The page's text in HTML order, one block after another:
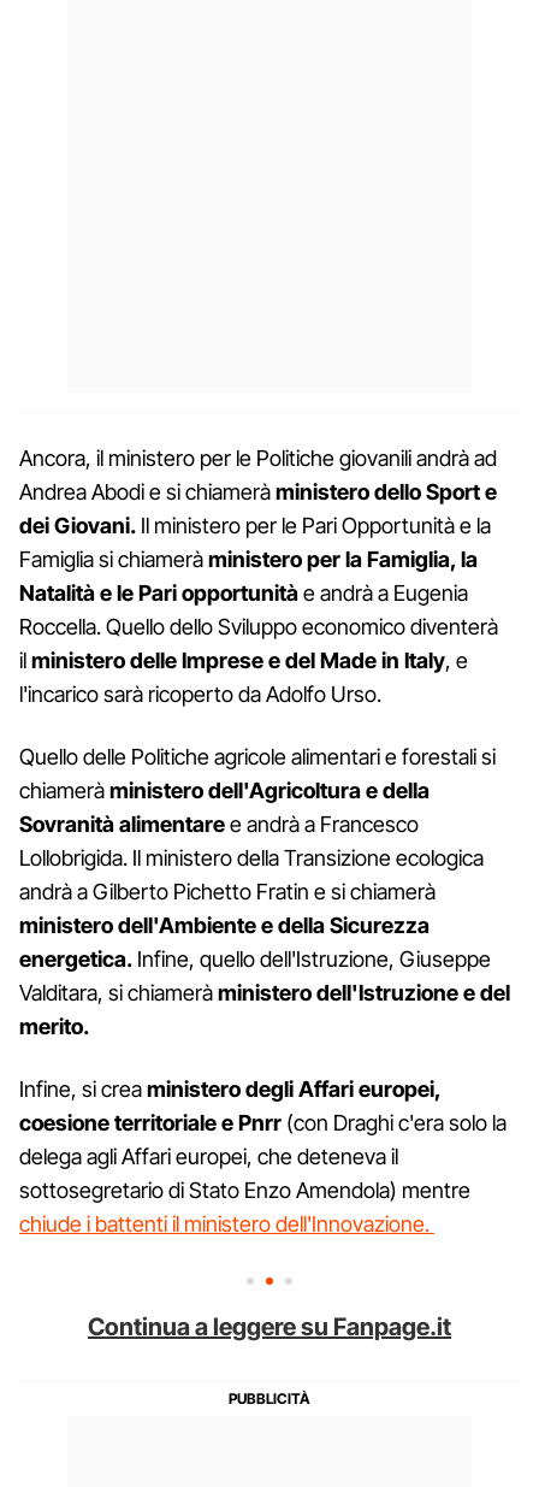
Ancora, il ministero per le Politiche giovanili andrà ad
Andrea Abodi e si chiameràministero dello Sport e
dei Giovani. Il ministero per le Pari Opportunità e la
Famiglia si chiameràministero per la Famiglia, la
Natalità e le Pari opportunitàe andrà a Eugenia
Roccella. Quello dello Sviluppo economico diventerà
ilministero delle Imprese e del Made in Italy, e
l'incarico sarà ricoperto da Adolfo Urso.
Quello delle Politiche agricole alimentari e forestali si
chiameràministero dell'Agricoltura e della
Sovranità alimentaree andrà a Francesco
Lollobrigida. Il ministero della Transizione ecologica
andrà a Gilberto Pichetto Fratin e si chiamerà
ministero dell'Ambiente e della Sicurezza
energetica. Infine, quello dell'Istruzione, Giuseppe
Valditara, si chiameràministero dell'Istruzione e del
merito.
Infine, si creaministero degli Affari europei,
coesione territoriale e Pnrr (con Draghi c'era solo la
delega agli Affari europei, che deteneva il
sottosegretario di Stato Enzo Amendola) mentre
chiude i battenti il ministero dell'Innovazione.
Continua a leggere su Fanpage.it